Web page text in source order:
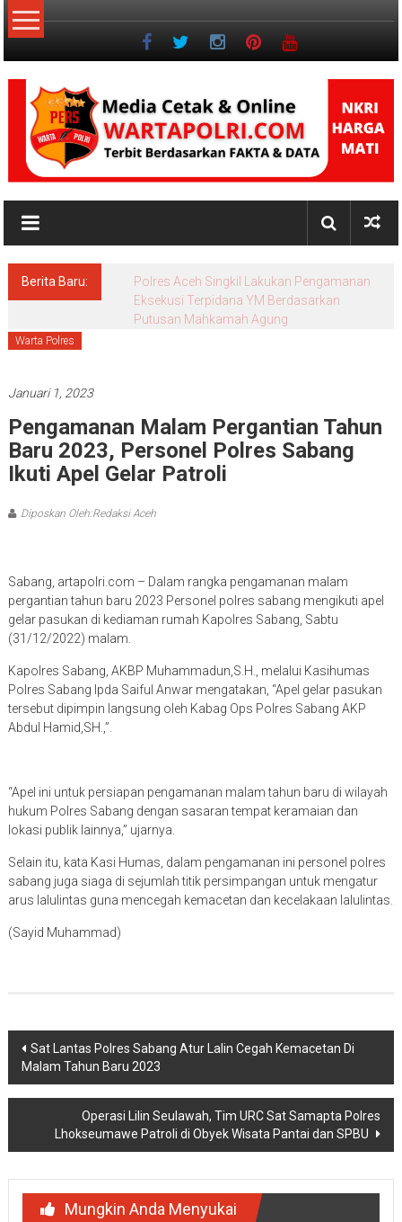
Lompat
ke
NKRI
Jurnalisme
Berita Baru:
Polres Aceh Singkil Lakukan Pengamanan
Eksekusi Terpidana YM Berdasarkan
Putusan Mahkamah Agung
Warta Polres
Januari 1, 2023
Pengamanan Malam Pergantian Tahun
Baru 2023, Personel Polres Sabang
Ikuti Apel Gelar Patroli
Diposkan Oleh:Redaksi Aceh
Sabang, artapolri.com – Dalam rangka pengamanan malam
pergantian tahun baru 2023 Personel polres sabang mengikuti apel
gelar pasukan di kediaman rumah Kapolres Sabang, Sabtu
(31/12/2022) malam.
Kapolres Sabang, AKBP Muhammadun,S.H., melalui Kasihumas
Polres Sabang Ipda Saiful Anwar mengatakan, “Apel gelar pasukan
tersebut dipimpin langsung oleh Kabag Ops Polres Sabang AKP
Abdul Hamid,SH.,”.
“Apel ini untuk persiapan pengamanan malam tahun baru di wilayah
hukum Polres Sabang dengan sasaran tempat keramaian dan
lokasi publik lainnya,” ujarnya.
Selain itu, kata Kasi Humas, dalam pengamanan ini personel polres
sabang juga siaga di sejumlah titik persimpangan untuk mengatur
arus lalulintas guna mencegah kemacetan dan kecelakaan lalulintas.
(Sayid Muhammad)
Navigasi
pos
Sat Lantas Polres Sabang Atur Lalin Cegah Kemacetan Di
Malam Tahun Baru 2023
Operasi Lilin Seulawah, Tim URC Sat Samapta Polres
Lhokseumawe Patroli di Obyek Wisata Pantai dan SPBU
Mungkin Anda Menyukai